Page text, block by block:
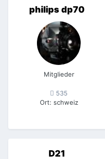
philips dp70
Mitglieder
535
Ort: schweiz
D21